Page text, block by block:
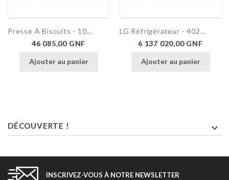
Presse À Biscuits - 10...
Prix
46 085,00 GNF
Ajouter au panier
LG Réfrigérateur - 402...
Prix
6 137 020,00 GNF
Ajouter au panier
DÉCOUVERTE ! 
INSCRIVEZ-VOUS À NOTRE NEWSLETTER